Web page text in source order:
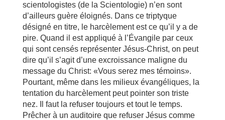
scientologistes (de la Scientologie) n’en sont
d’ailleurs guère éloignés. Dans ce triptyque
désigné en titre, le harcèlement est ce qu’il y a de
pire. Quand il est appliqué à l’Évangile par ceux
qui sont censés représenter Jésus-Christ, on peut
dire qu’il s’agit d’une excroissance maligne du
message du Christ: «Vous serez mes témoins».
Pourtant, même dans les milieux évangéliques, la
tentation du harcèlement peut pointer son triste
nez. Il faut la refuser toujours et tout le temps.
Prêcher à un auditoire que refuser Jésus comme